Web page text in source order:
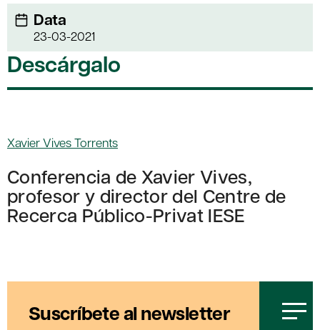
Data
23-03-2021
Descárgalo
Xavier Vives Torrents
Conferencia de Xavier Vives,
profesor y director del Centre de
Recerca Público-Privat IESE
Suscríbete al newsletter